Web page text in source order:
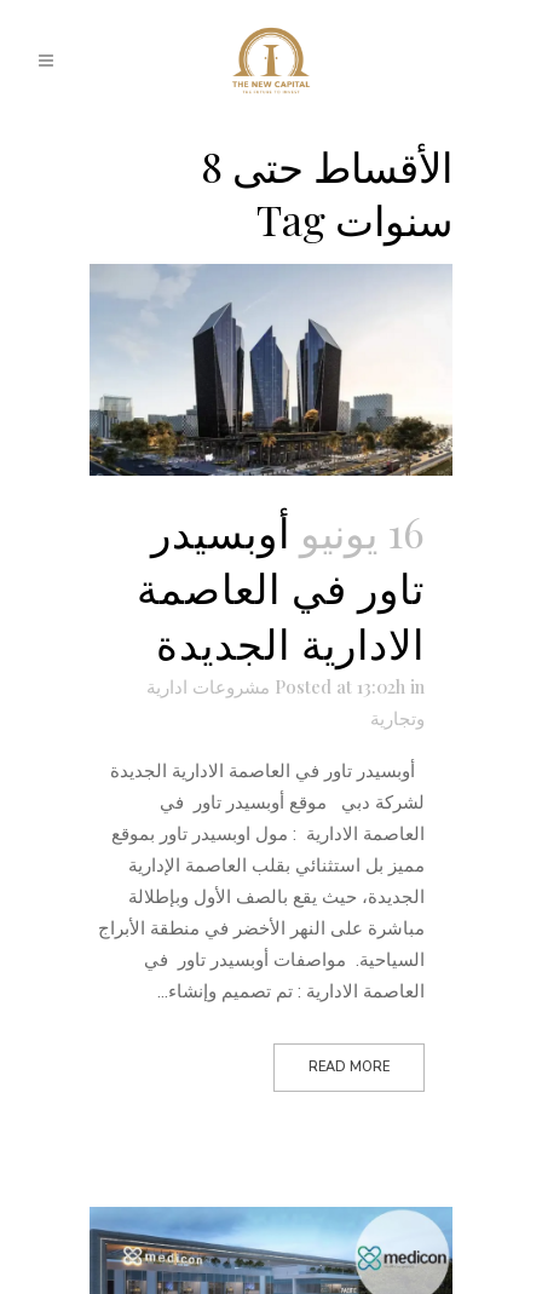
الأقساط حتى 8
سنوات Tag
16 يونيو
أوبسيدر
تاور في العاصمة
الادارية الجديدة
Posted at 13:02h in
مشروعات ادارية
وتجارية
أوبسيدر تاور في العاصمة الادارية الجديدة
لشركة دبي موقع أوبسيدر تاور في
العاصمة الادارية : مول اوبسيدر تاور بموقع
مميز بل استثنائي بقلب العاصمة الإدارية
الجديدة، حيث يقع بالصف الأول وبإطلالة
مباشرة على النهر الأخضر في منطقة الأبراج
السياحية. مواصفات أوبسيدر تاور في
العاصمة الادارية : تم تصميم وإنشاء...
READ MORE